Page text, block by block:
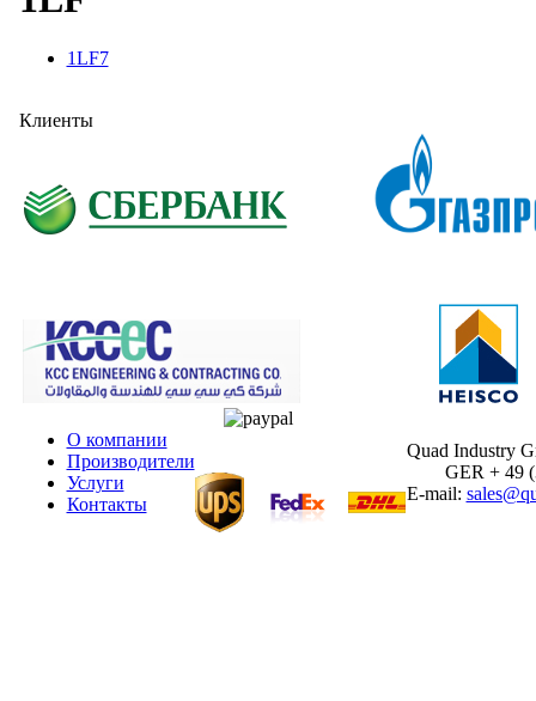
1LF7
Клиенты
О компании
Производители
Услуги
Контакты
Quad Industry
GER + 49
E-mail: